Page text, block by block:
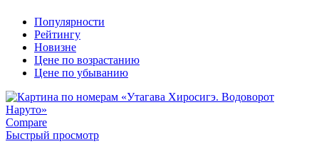
Популярности
Рейтингу
Новизне
Цене по возрастанию
Цене по убыванию
Compare
Быстрый просмотр